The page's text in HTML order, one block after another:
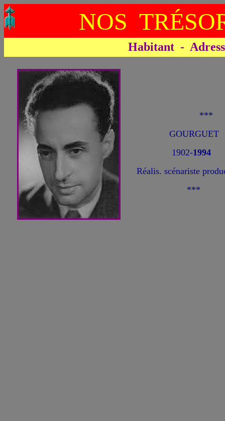
NOS
Habitant -
***
GOURGUET
1902-1994
Réalis. scénariste
***